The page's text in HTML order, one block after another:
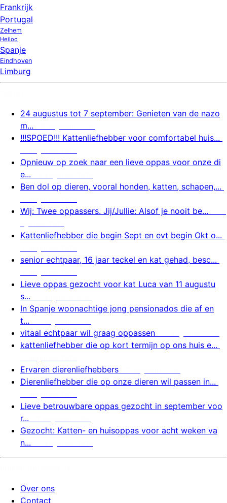
Frankrijk
Portugal
Zelhem
Heiloo
Spanje
Eindhoven
Limburg
24 augustus tot 7 september: Genieten van de nazo
m...
!!!SPOED!!! Kattenliefhebber voor comfortabel huis...
Opnieuw op zoek naar een lieve oppas voor onze di
e...
Ben dol op dieren, vooral honden, katten, schapen,...
Wij: Twee oppassers. Jij/Jullie: Alsof je nooit be...
Kattenliefhebber die begin Sept en evt begin Okt o...
senior echtpaar, 16 jaar teckel en kat gehad, besc...
Lieve oppas gezocht voor kat Luca van 11 augustu
s...
In Spanje woonachtige jong pensionados die af en
t...
vitaal echtpaar wil graag oppassen
kattenliefhebber die op kort termijn op ons huis e...
Ervaren dierenliefhebbers
Dierenliefhebber die op onze dieren wil passen in...
Lieve betrouwbare oppas gezocht in september voo
r...
Gezocht: Katten- en huisoppas voor acht weken va
n...
Over ons
Contact